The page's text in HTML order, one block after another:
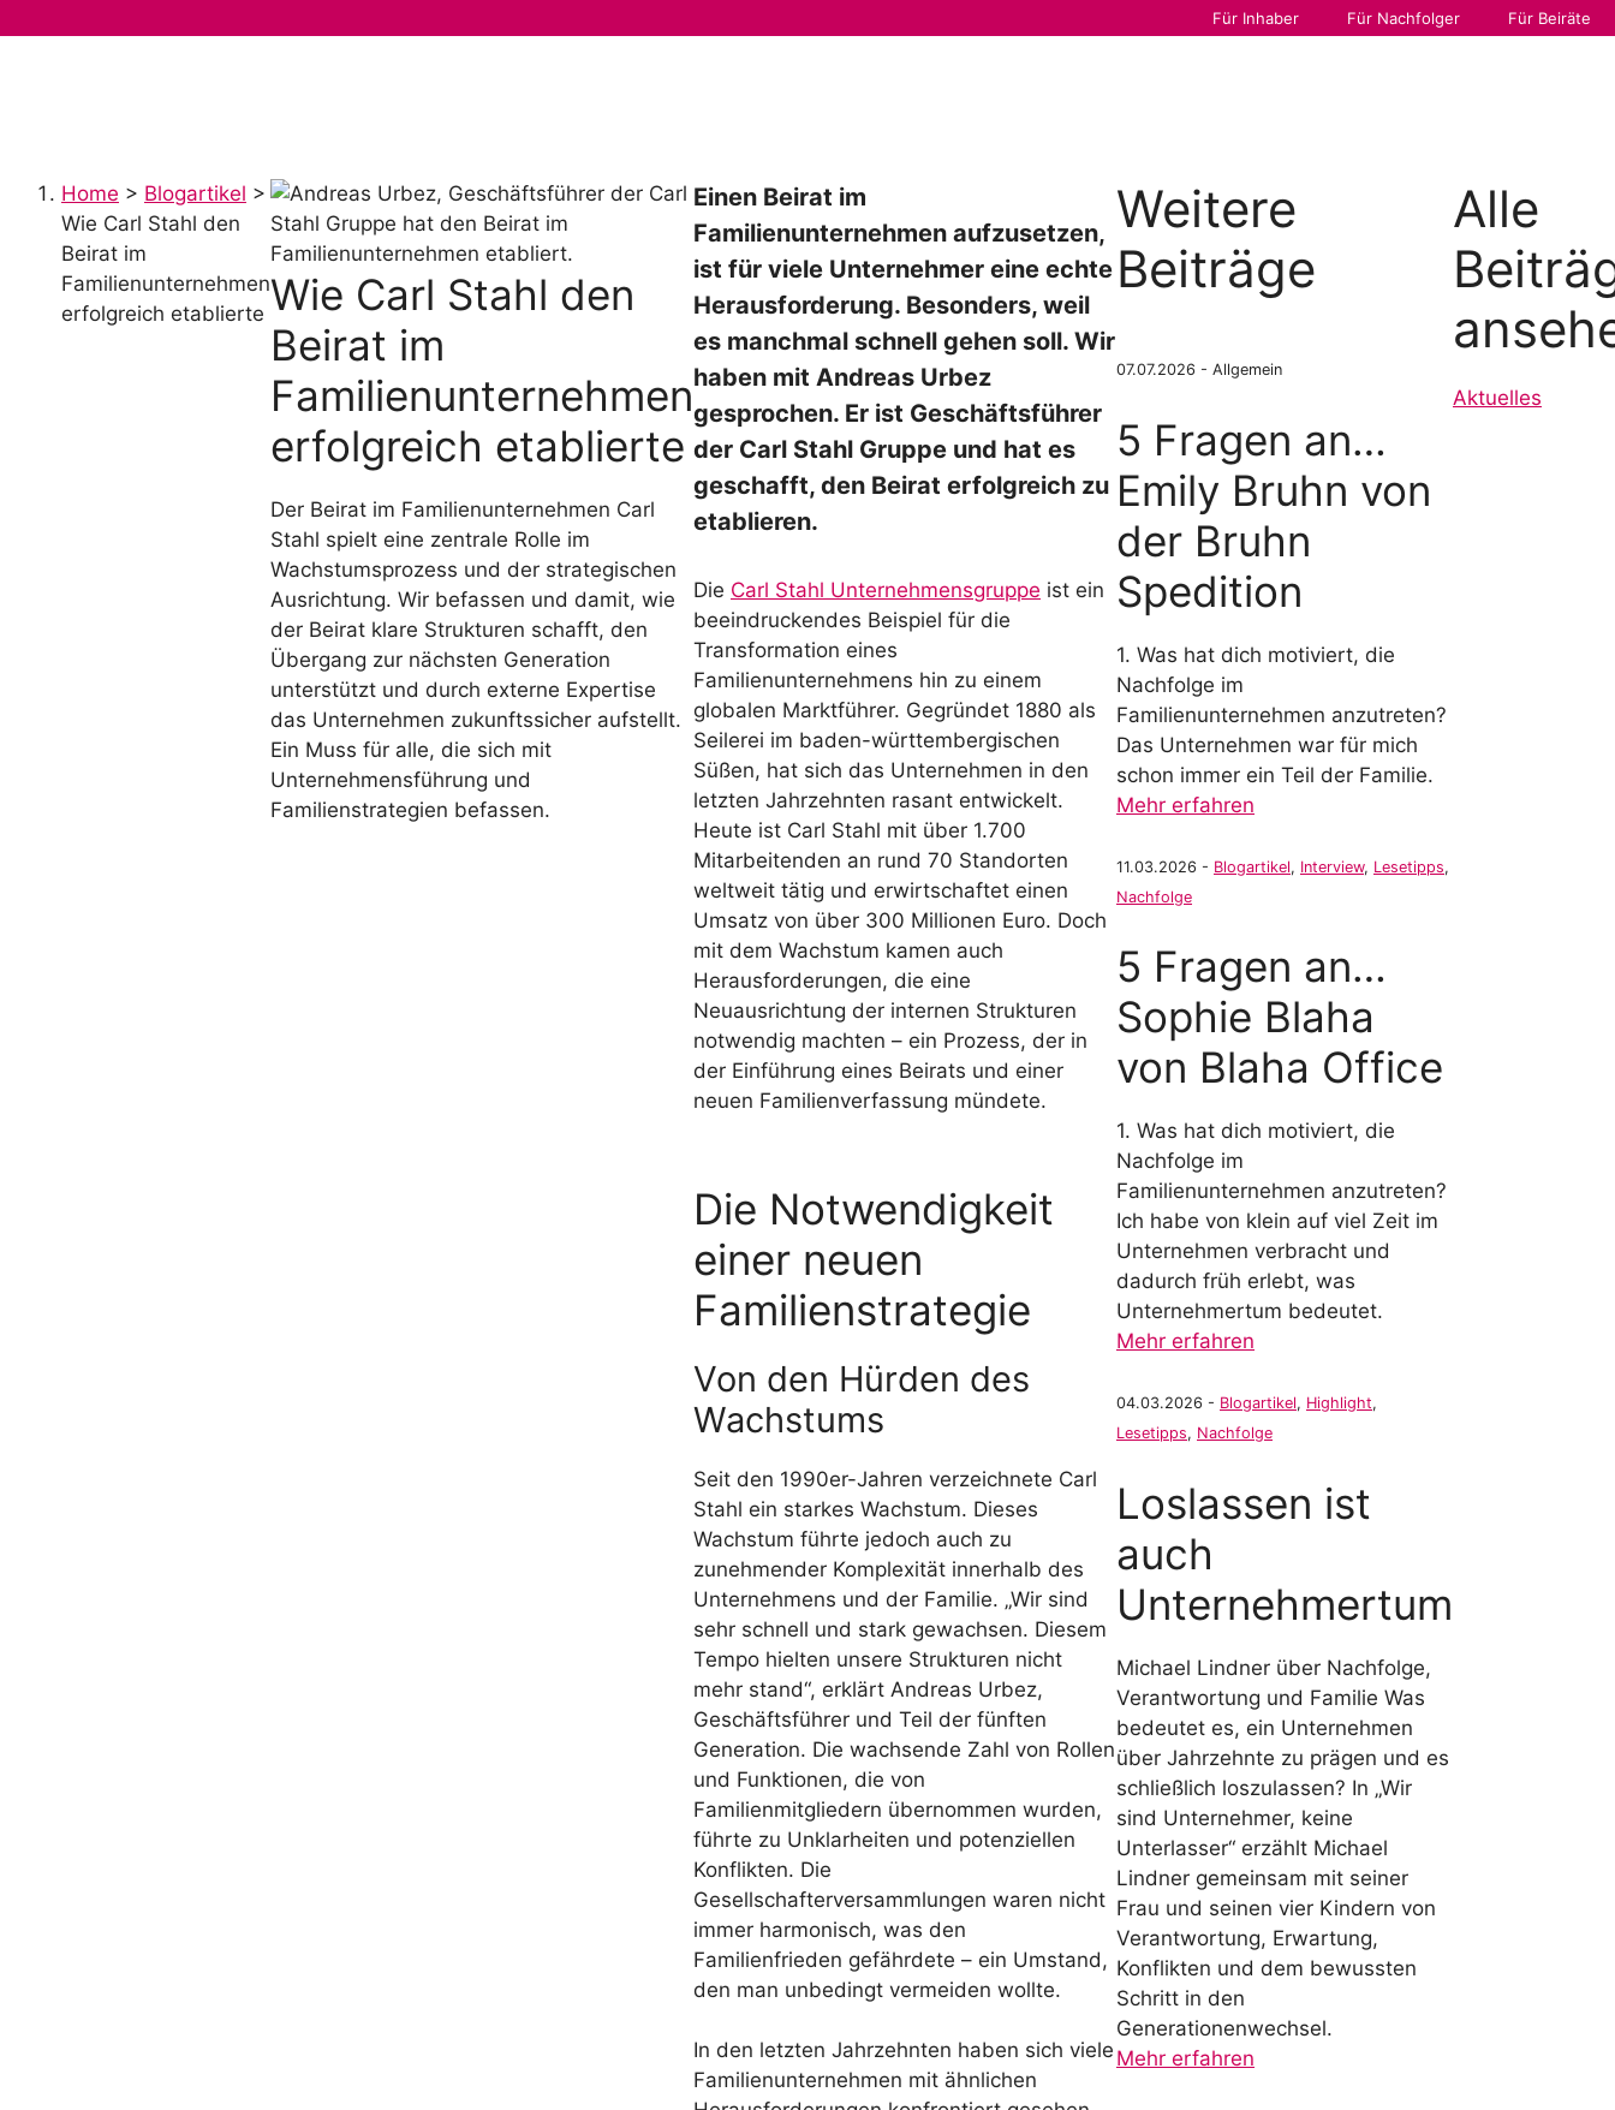
Inhalt
Für Inhaber Für Nachfolger Für Beiräte
Home > Blogartikel >
Wie Carl Stahl den
Beirat im
Familienunternehmen
erfolgreich etablierte Wie Carl Stahl den
Beirat im
Familienunternehmen
erfolgreich etablierte
Der Beirat im Familienunternehmen Carl
Stahl spielt eine zentrale Rolle im
Wachstumsprozess und der strategischen
Ausrichtung. Wir befassen und damit, wie
der Beirat klare Strukturen schafft, den
Übergang zur nächsten Generation
unterstützt und durch externe Expertise
das Unternehmen zukunftssicher aufstellt.
Ein Muss für alle, die sich mit
Unternehmensführung und
Familienstrategien befassen.
Einen Beirat im
Familienunternehmen aufzusetzen,
ist für viele Unternehmer eine echte
Herausforderung. Besonders, weil
es manchmal schnell gehen soll. Wir
haben mit Andreas Urbez
gesprochen. Er ist Geschäftsführer
der Carl Stahl Gruppe und hat es
geschafft, den Beirat erfolgreich zu
etablieren.
Die Carl Stahl Unternehmensgruppe ist ein
beeindruckendes Beispiel für die
Transformation eines
Familienunternehmens hin zu einem
globalen Marktführer. Gegründet 1880 als
Seilerei im baden-württembergischen
Süßen, hat sich das Unternehmen in den
letzten Jahrzehnten rasant entwickelt.
Heute ist Carl Stahl mit über 1.700
Mitarbeitenden an rund 70 Standorten
weltweit tätig und erwirtschaftet einen
Umsatz von über 300 Millionen Euro. Doch
mit dem Wachstum kamen auch
Herausforderungen, die eine
Neuausrichtung der internen Strukturen
notwendig machten – ein Prozess, der in
der Einführung eines Beirats und einer
neuen Familienverfassung mündete.
Die Notwendigkeit
einer neuen
Familienstrategie
Von den Hürden des
Wachstums
Seit den 1990er-Jahren verzeichnete Carl
Stahl ein starkes Wachstum. Dieses
Wachstum führte jedoch auch zu
zunehmender Komplexität innerhalb des
Unternehmens und der Familie. „Wir sind
sehr schnell und stark gewachsen. Diesem
Tempo hielten unsere Strukturen nicht
mehr stand“, erklärt Andreas Urbez,
Geschäftsführer und Teil der fünften
Generation. Die wachsende Zahl von Rollen
und Funktionen, die von
Familienmitgliedern übernommen wurden,
führte zu Unklarheiten und potenziellen
Konflikten. Die
Gesellschafterversammlungen waren nicht
immer harmonisch, was den
Familienfrieden gefährdete – ein Umstand,
den man unbedingt vermeiden wollte.
In den letzten Jahrzehnten haben sich viele
Familienunternehmen mit ähnlichen
Weitere
Beiträge
07.07.2026 - Allgemein
5 Fragen an…
Emily Bruhn von
der Bruhn
Spedition
1. Was hat dich motiviert, die
Nachfolge im
Familienunternehmen anzutreten?
Das Unternehmen war für mich
schon immer ein Teil der Familie.
Mehr erfahren
11.03.2026 - Blogartikel, Interview, Lesetipps,
Nachfolge
5 Fragen an…
Sophie Blaha
von Blaha Office
1. Was hat dich motiviert, die
Nachfolge im
Familienunternehmen anzutreten?
Ich habe von klein auf viel Zeit im
Unternehmen verbracht und
dadurch früh erlebt, was
Unternehmertum bedeutet.
Mehr erfahren
04.03.2026 - Blogartikel, Highlight,
Lesetipps, Nachfolge
Loslassen ist
auch
Unternehmertum
Michael Lindner über Nachfolge,
Verantwortung und Familie Was
bedeutet es, ein Unternehmen
über Jahrzehnte zu prägen und es
schließlich loszulassen? In „Wir
sind Unternehmer, keine
Unterlasser“ erzählt Michael
Lindner gemeinsam mit seiner
Frau und seinen vier Kindern von
Verantwortung, Erwartung,
Konflikten und dem bewussten
Schritt in den
Generationenwechsel.
Mehr erfahren
Alle
Aktuelles